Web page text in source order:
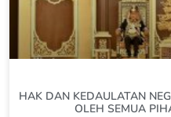
‎HAK DAN KEDAULATAN
OLEH SEMUA